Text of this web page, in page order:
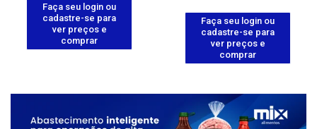
Faça seu login ou
cadastre-se para
ver preços e
comprar
Faça seu login ou
cadastre-se para
ver preços e
comprar